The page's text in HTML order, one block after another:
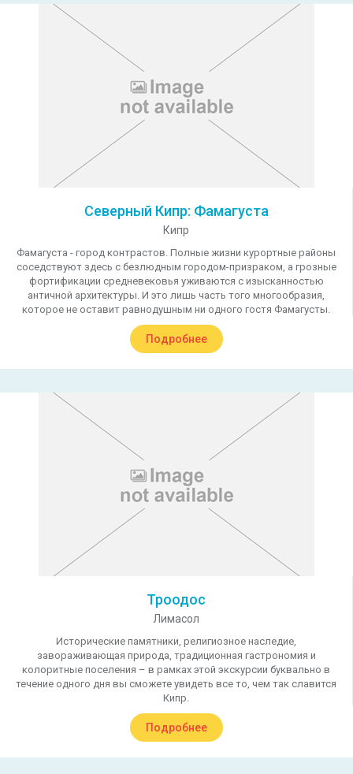
Северный Кипр: Фамагуста
Кипр
Фамагуста - город контрастов. Полные жизни курортные районы
соседствуют здесь с безлюдным городом-призраком, а грозные
фортификации средневековья уживаются с изысканностью
античной архитектуры. И это лишь часть того многообразия,
которое не оставит равнодушным ни одного гостя Фамагусты.
Подробнее
Троодос
Лимасол
Исторические памятники, религиозное наследие,
завораживающая природа, традиционная гастрономия и
колоритные поселения – в рамках этой экскурсии буквально в
течение одного дня вы сможете увидеть все то, чем так славится
Кипр.
Подробнее